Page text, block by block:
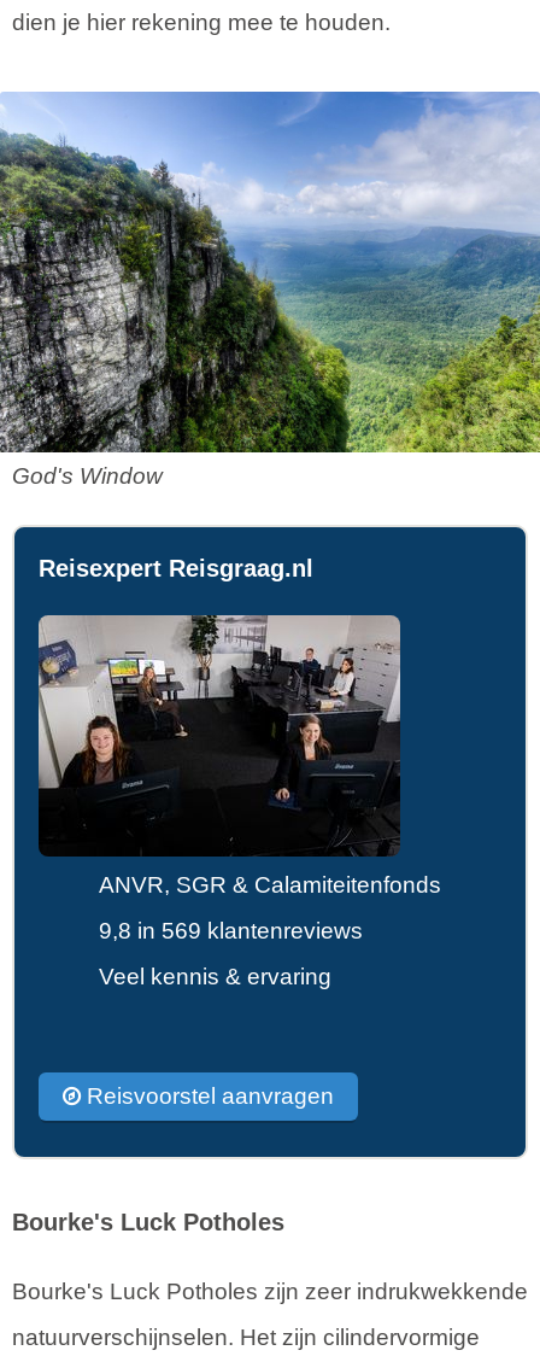
dien je hier rekening mee te houden.
God's Window
Reisexpert Reisgraag.nl
ANVR, SGR & Calamiteitenfonds
9,8 in 569 klantenreviews
Veel kennis & ervaring
Reisvoorstel aanvragen
Bourke's Luck Potholes
Bourke's Luck Potholes zijn zeer indrukwekkende
natuurverschijnselen. Het zijn cilindervormige